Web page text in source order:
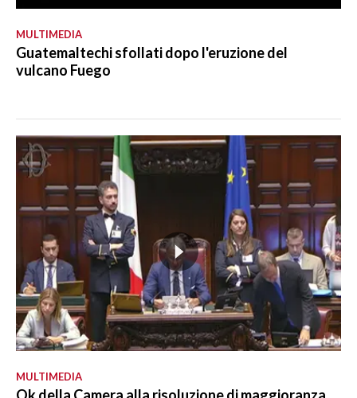
MULTIMEDIA
Guatemaltechi sfollati dopo l'eruzione del
vulcano Fuego
MULTIMEDIA